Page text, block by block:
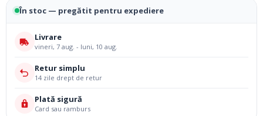
În stoc — pregătit pentru expediere
Livrare
vineri, 7 aug. - luni, 10 aug.
Retur simplu
14 zile drept de retur
Plată sigură
Card sau ramburs